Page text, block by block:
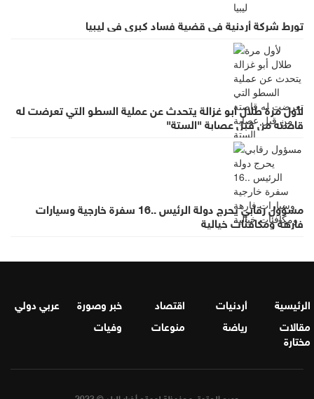
تورط شركة أردنية في قضية فساد كبرى في ليبيا
لأول مرة طلال أبو غزالة يتحدث عن عملية السطو التي تعرضت له
قاصته من قبل عصابة "الستة"
مسؤول رقابي يحرج دولة الرئيس ..16 سفرة خارجية وسيارات
فارهة ومكافئات خيالية
الرئيسية أردنيات اقتصاد خبر وصورة
عربي دولي
مقالات
مختارة
رياضة منوعات وفيات